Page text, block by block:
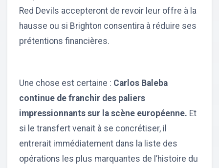
Red Devils accepteront de revoir leur offre à la
hausse ou si Brighton consentira à réduire ses
prétentions financières.
Une chose est certaine : Carlos Baleba
continue de franchir des paliers
impressionnants sur la scène européenne. Et
si le transfert venait à se concrétiser, il
entrerait immédiatement dans la liste des
opérations les plus marquantes de l’histoire du